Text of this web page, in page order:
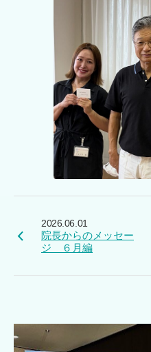
2026.06.01
院長からのメッセー
ジ ６月編